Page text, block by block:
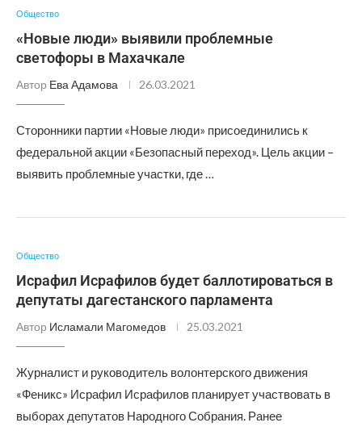
Общество
«Новые люди» выявили проблемные
светофоры в Махачкале
Автор Ева Адамова 26.03.2021
Сторонники партии «Новые люди» присоединились к
федеральной акции «Безопасный переход». Цель акции –
выявить проблемные участки, где …
Общество
Исрафил Исрафилов будет баллотироваться в
депутаты дагестанского парламента
Автор Исламали Магомедов 25.03.2021
Журналист и руководитель волонтерского движения
«Феникс» Исрафил Исрафилов планирует участвовать в
выборах депутатов Народного Собрания. Ранее